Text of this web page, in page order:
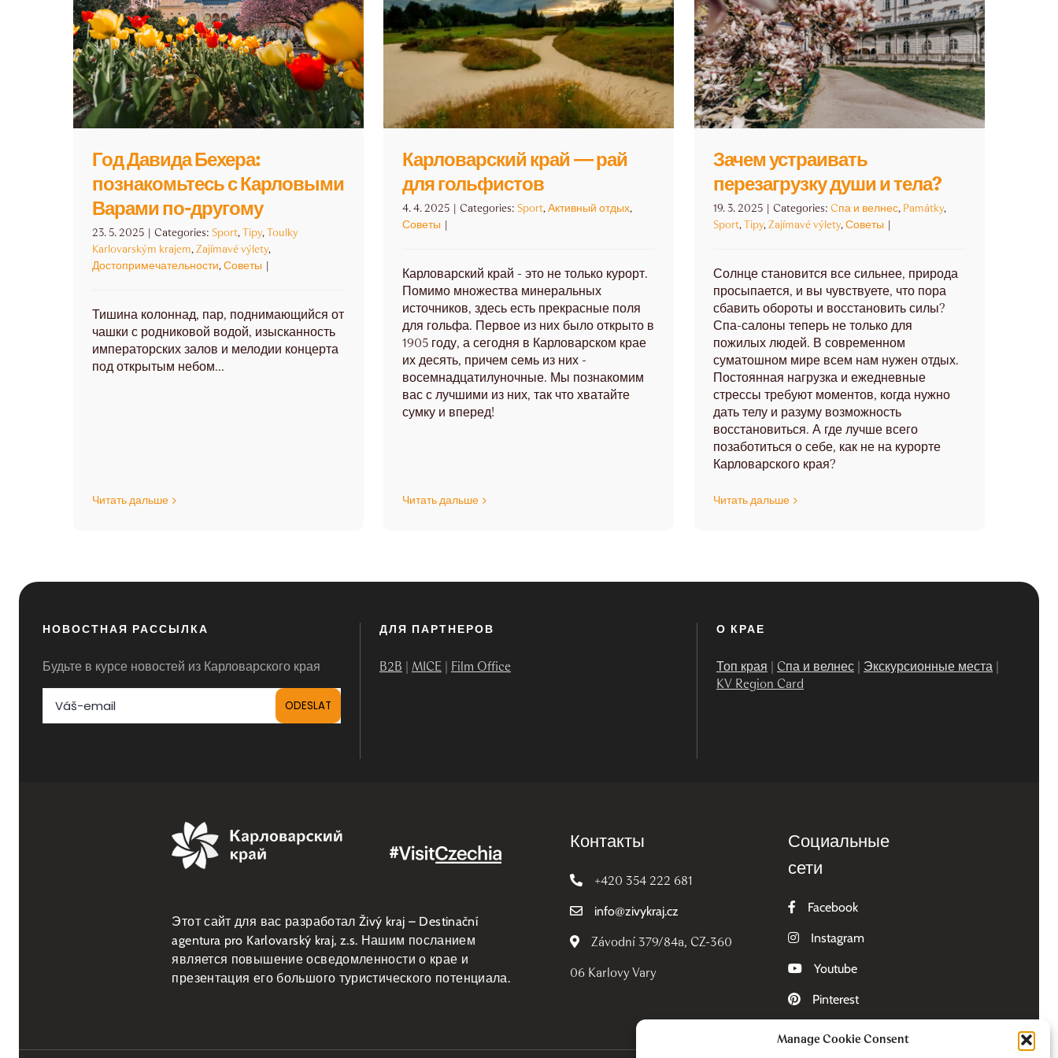
Manage Cookie Consent
Год Давида Бехера:
познакомьтесь с Карловыми
Варами по-другому
23. 5. 2025 | Categories: Sport,Tipy,Toulky
Karlovarským krajem,Zajímavé výlety,
Достопримечательности,Советы |
Тишина колоннад, пар, поднимающийся от
чашки с родниковой водой, изысканность
императорских залов и мелодии концерта
под открытым небом...
Читать дальше
Карловарский край — рай
для гольфистов
4. 4. 2025 | Categories: Sport,Активный отдых,
Советы |
Карловарский край - это не только курорт.
Помимо множества минеральных
источников, здесь есть прекрасные поля
для гольфа. Первое из них было открыто в
1905 году, а сегодня в Карловарском крае
их десять, причем семь из них -
восемнадцатилуночные. Мы познакомим
вас с лучшими из них, так что хватайте
сумку и вперед!
Читать дальше
Зачем устраивать
перезагрузку души и тела?
19. 3. 2025 | Categories: Cпа и велнес, Památky,
Sport,Tipy,Zajímavé výlety,Советы |
Солнце становится все сильнее, природа
просыпается, и вы чувствуете, что пора
сбавить обороты и восстановить силы?
Спа-салоны теперь не только для
пожилых людей. В современном
суматошном мире всем нам нужен отдых.
Постоянная нагрузка и ежедневные
стрессы требуют моментов, когда нужно
дать телу и разуму возможность
восстановиться. А где лучше всего
позаботиться о себе, как не на курорте
Карловарского края?
Читать дальше
НОВОСТНАЯ РАССЫЛКА
Будьте в курсе новостей из Карловарского края
ДЛЯ ПАРТНЕРОВ
B2B | MICE | Film Office
О КРАЕ
Топ края | Cпа и велнес | Экскурсионные места |
KV Region Card
Этот сайт для вас разработал Živý kraj – Destinační
agentura pro Karlovarský kraj, z.s. Нашим посланием
является повышение осведомленности о крае и
презентация его большого туристического потенциала.
Контакты
+420 354 222 681
info@zivykraj.cz
Závodní 379/84a, CZ-360
06 Karlovy Vary
Социальные
сети
Facebook
Instagram
Youtube
Pinterest